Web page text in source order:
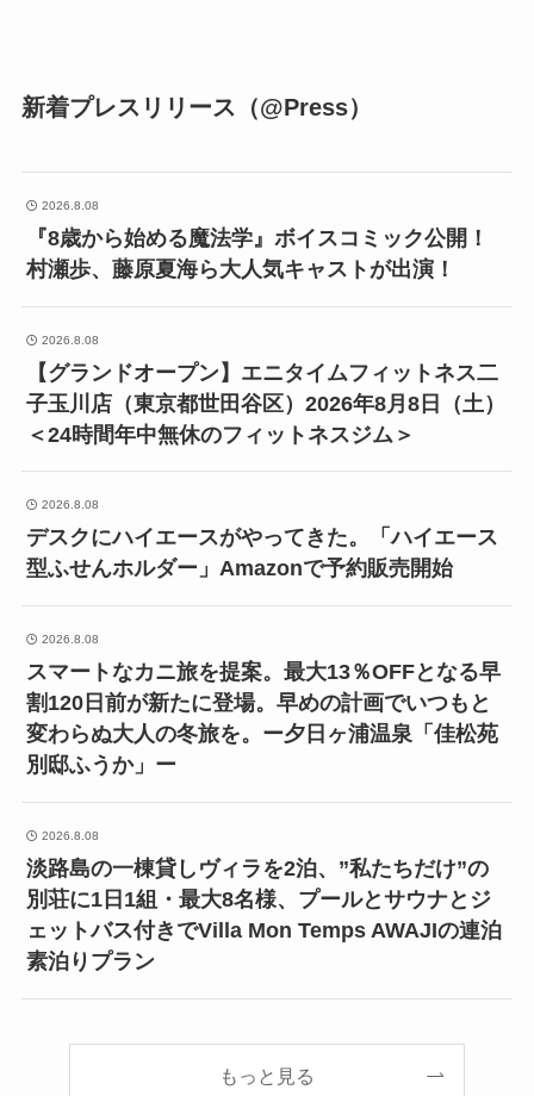
新着プレスリリース（@Press）
2026.8.08
『8歳から始める魔法学』ボイスコミック公開！
村瀬歩、藤原夏海ら大人気キャストが出演！
2026.8.08
【グランドオープン】エニタイムフィットネス二
子玉川店（東京都世田谷区）2026年8月8日（土）
＜24時間年中無休のフィットネスジム＞
2026.8.08
デスクにハイエースがやってきた。「ハイエース
型ふせんホルダー」Amazonで予約販売開始
2026.8.08
スマートなカニ旅を提案。最大13％OFFとなる早
割120日前が新たに登場。早めの計画でいつもと
変わらぬ大人の冬旅を。ー夕日ヶ浦温泉「佳松苑
別邸ふうか」ー
2026.8.08
淡路島の一棟貸しヴィラを2泊、”私たちだけ”の
別荘に1日1組・最大8名様、プールとサウナとジ
ェットバス付きでVilla Mon Temps AWAJIの連泊
素泊りプラン
もっと見る